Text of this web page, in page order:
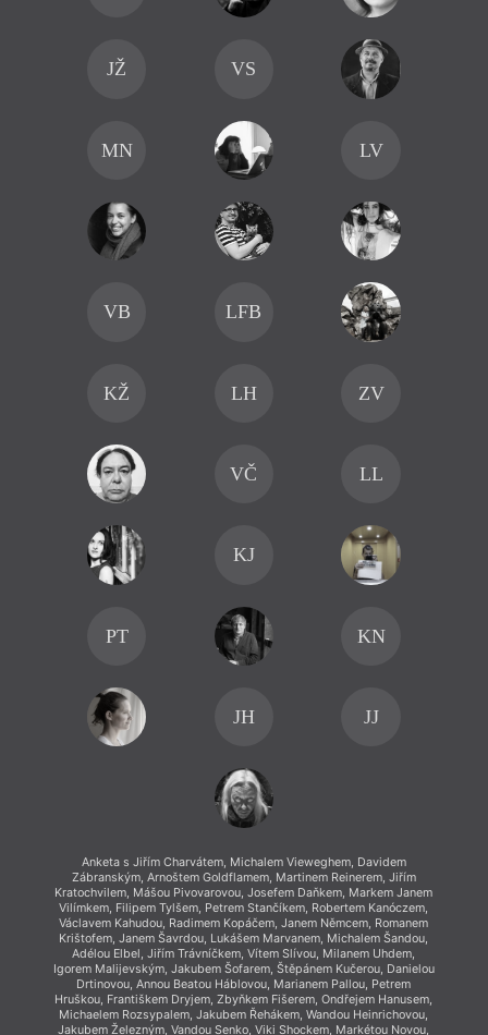
JŽ VS
MN LV
VB LFB
KŽ LH ZV
VČ LL
KJ
PT KN
JH JJ
Anketa s Jiřím Charvátem, Michalem Vieweghem, Davidem
Zábranským, Arnoštem Goldflamem, Martinem Reinerem, Jiřím
Kratochvilem, Mášou Pivovarovou, Josefem Daňkem, Markem Janem
Vilímkem, Filipem Tylšem, Petrem Stančíkem, Robertem Kanóczem,
Václavem Kahudou, Radimem Kopáčem, Janem Němcem, Romanem
Krištofem, Janem Šavrdou, Lukášem Marvanem, Michalem Šandou,
Adélou Elbel, Jiřím Trávníčkem, Vítem Slívou, Milanem Uhdem,
Igorem Malijevským, Jakubem Šofarem, Štěpánem Kučerou, Danielou
Drtinovou, Annou Beatou Háblovou, Marianem Pallou, Petrem
Hruškou, Františkem Dryjem, Zbyňkem Fišerem, Ondřejem Hanusem,
Michaelem Rozsypalem, Jakubem Řehákem, Wandou Heinrichovou,
Jakubem Železným, Vandou Senko, Viki Shockem, Markétou Novou,